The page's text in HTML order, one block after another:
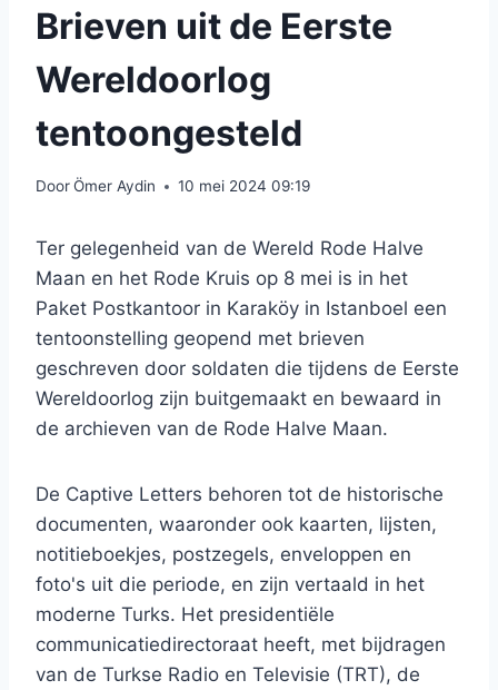
Brieven uit de Eerste
Wereldoorlog
tentoongesteld
DoorÖmer Aydin 10 mei 2024 09:19
Ter gelegenheid van de Wereld Rode Halve
Maan en het Rode Kruis op 8 mei is in het
Paket Postkantoor in Karaköy in Istanboel een
tentoonstelling geopend met brieven
geschreven door soldaten die tijdens de Eerste
Wereldoorlog zijn buitgemaakt en bewaard in
de archieven van de Rode Halve Maan.
De Captive Letters behoren tot de historische
documenten, waaronder ook kaarten, lijsten,
notitieboekjes, postzegels, enveloppen en
foto's uit die periode, en zijn vertaald in het
moderne Turks. Het presidentiële
communicatiedirectoraat heeft, met bijdragen
van de Turkse Radio en Televisie (TRT), de